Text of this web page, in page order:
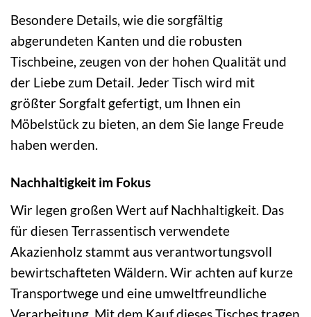
Besondere Details, wie die sorgfältig
abgerundeten Kanten und die robusten
Tischbeine, zeugen von der hohen Qualität und
der Liebe zum Detail. Jeder Tisch wird mit
größter Sorgfalt gefertigt, um Ihnen ein
Möbelstück zu bieten, an dem Sie lange Freude
haben werden.
Nachhaltigkeit im Fokus
Wir legen großen Wert auf Nachhaltigkeit. Das
für diesen Terrassentisch verwendete
Akazienholz stammt aus verantwortungsvoll
bewirtschafteten Wäldern. Wir achten auf kurze
Transportwege und eine umweltfreundliche